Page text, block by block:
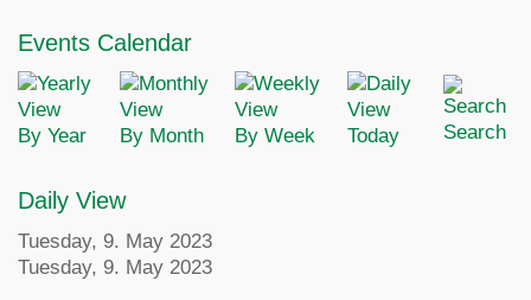
Events Calendar
By Year By Month By Week Today Search
Daily View
Tuesday, 9. May 2023
Tuesday, 9. May 2023